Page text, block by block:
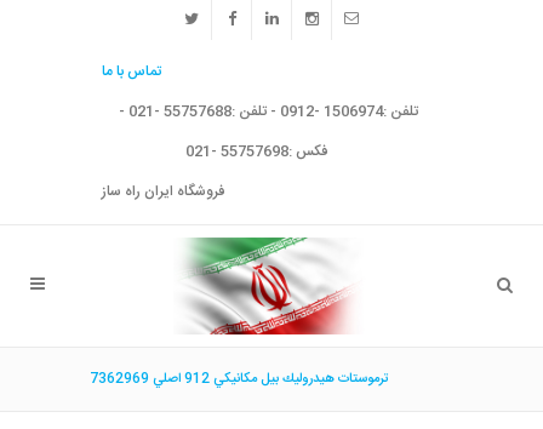
تماس با ما
تلفن :1506974 -0912 - تلفن :55757688 -021 -
فکس :55757698 -021
فروشگاه ایران راه ساز
ترموستات هيدروليك بيل مكانيكي 912 اصلي 7362969